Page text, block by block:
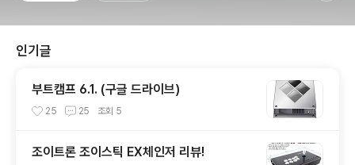
인기글
부트캠프 6.1. (구글 드라이브)
25 25 조회 5
조이트론 조이스틱 EX체인저 리뷰!